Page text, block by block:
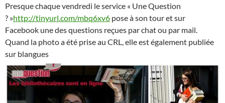
Presque chaque vendredi le service « Une Question
? »http://tinyurl.com/mbq6xv6 pose à son tour et sur
Facebook une des questions reçues par chat ou par mail.
Quand la photo a été prise au CRL, elle est également publiée
sur blangues